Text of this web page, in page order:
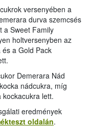
versenyében a
durva szemcsés
a Sweet Family
holtversenyben az
a Gold Pack
Demerara Nád
nádcukra, míg
lett.
eredmények
oldalán.